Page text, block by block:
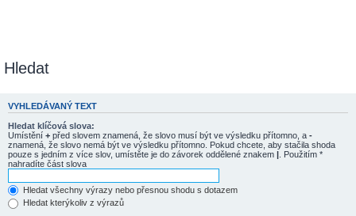
Hledat
VYHLEDÁVANÝ TEXT
Hledat klíčová slova:
Umístění + před slovem znamená, že slovo musí být ve výsledku přítomno, a -
znamená, že slovo nemá být ve výsledku přítomno. Pokud chcete, aby stačila shoda
pouze s jedním z více slov, umístěte je do závorek oddělené znakem | . Použitím *
nahradíte část slova
Hledat všechny výrazy nebo přesnou shodu s dotazem
Hledat kterýkoliv z výrazů